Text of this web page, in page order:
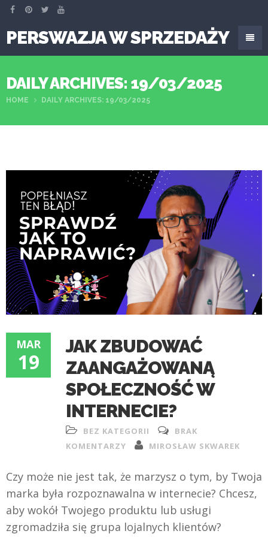
PERSWAZJA W SPRZEDAŻY
DAILY ARCHIVES: 19/03/2025
HOME DAILY ARCHIVES: 19/03/2025
MAR
19
JAK ZBUDOWAĆ
ZAANGAŻOWANĄ
SPOŁECZNOŚĆ W
INTERNECIE?
BEZ KATEGORII
BRAK
KOMENTARZY
MIROSŁAW SKWAREK
Czy może nie jest tak, że marzysz o tym, by Twoja
marka była rozpoznawalna w internecie? Chcesz,
aby wokół Twojego produktu lub usługi
zgromadziła się grupa lojalnych klientów?